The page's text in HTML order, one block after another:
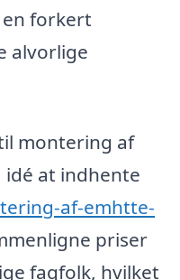
forkert
alvorlige
montering af
at indhente
af-emhtte-
priser
fagfolk, hvilket